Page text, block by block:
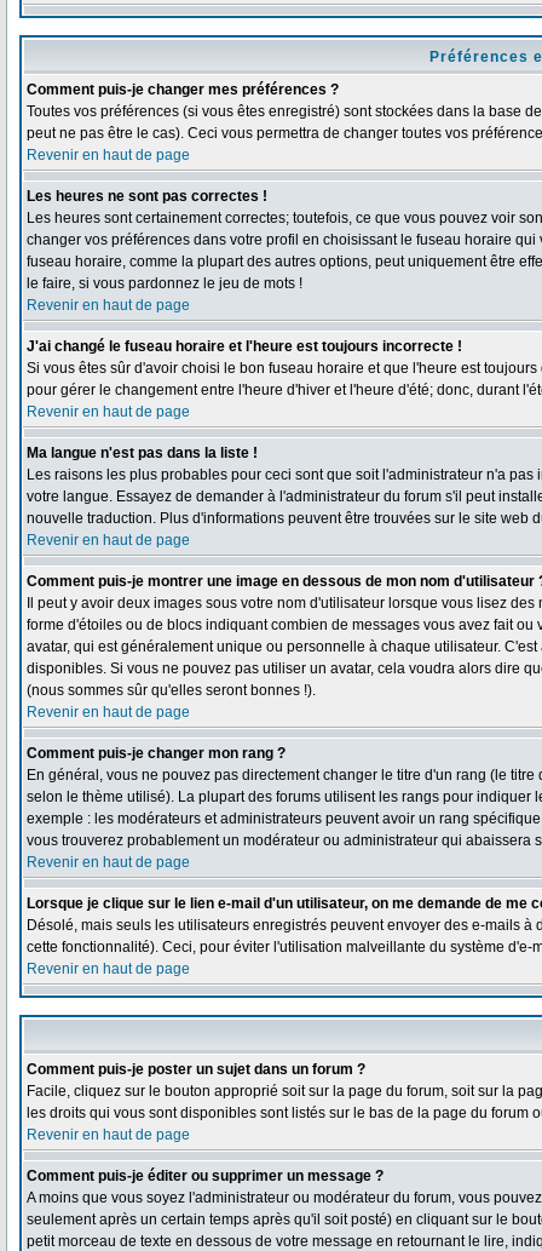
Préférences
Comment puis-je changer mes préférences ?
Toutes vos préférences (si vous êtes enregistré) sont stockées dans la base
peut ne pas être le cas). Ceci vous permettra de changer toutes vos
Revenir en haut de page
Les heures ne sont pas correctes !
Les heures sont certainement correctes; toutefois, ce que vous pouvez voir
changer vos préférences dans votre profil en choisissant le fuseau horaire
fuseau horaire, comme la plupart des autres options, peut uniquement être
le faire, si vous pardonnez le jeu de mots !
Revenir en haut de page
J'ai changé le fuseau horaire et l'heure est toujours incorrecte !
Si vous êtes sûr d'avoir choisi le bon fuseau horaire et que l'heure est
pour gérer le changement entre l'heure d'hiver et l'heure d'été; donc, durant
Revenir en haut de page
Ma langue n'est pas dans la liste !
Les raisons les plus probables pour ceci sont que soit l'administrateur n'a
votre langue. Essayez de demander à l'administrateur du forum s'il peut
nouvelle traduction. Plus d'informations peuvent être trouvées sur le site web
Revenir en haut de page
Comment puis-je montrer une image en dessous de mon nom d'utilisateur
Il peut y avoir deux images sous votre nom d'utilisateur lorsque vous lisez
forme d'étoiles ou de blocs indiquant combien de messages vous avez fait
avatar, qui est généralement unique ou personnelle à chaque utilisateur.
disponibles. Si vous ne pouvez pas utiliser un avatar, cela voudra alors dire
(nous sommes sûr qu'elles seront bonnes !).
Revenir en haut de page
Comment puis-je changer mon rang ?
En général, vous ne pouvez pas directement changer le titre d'un rang (le
selon le thème utilisé). La plupart des forums utilisent les rangs pour
exemple : les modérateurs et administrateurs peuvent avoir un rang
vous trouverez probablement un modérateur ou administrateur qui abaissera
Revenir en haut de page
Lorsque je clique sur le lien e-mail d'un utilisateur, on me demande de me
Désolé, mais seuls les utilisateurs enregistrés peuvent envoyer des e-mails
cette fonctionnalité). Ceci, pour éviter l'utilisation malveillante du système d'e-
Revenir en haut de page
Comment puis-je poster un sujet dans un forum ?
Facile, cliquez sur le bouton approprié soit sur la page du forum, soit sur la
les droits qui vous sont disponibles sont listés sur le bas de la page du forum
Revenir en haut de page
Comment puis-je éditer ou supprimer un message ?
A moins que vous soyez l'administrateur ou modérateur du forum, vous
seulement après un certain temps après qu'il soit posté) en cliquant sur le
petit morceau de texte en dessous de votre message en retournant le lire,